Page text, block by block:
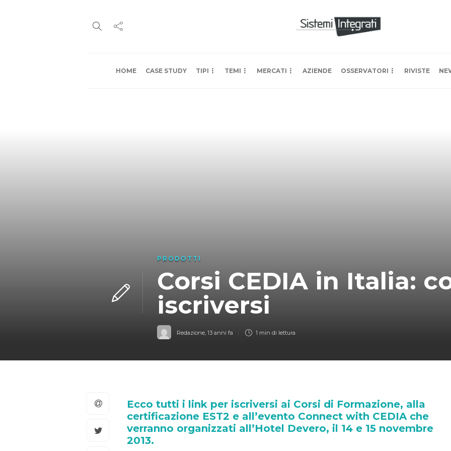
HOME CASE STUDY TIPI TEMI MERCATI AZIENDE OSSERVATORI RIVISTE
PRODOTTI
Corsi CEDIA in Italia:
iscriversi
Redazione, 13 anni fa 1 min di lettura
Ecco tutti i link per iscriversi ai Corsi di Formazione, alla
certificazione EST2 e all’evento Connect with CEDIA che
verranno organizzati all’Hotel Devero, il 14 e 15 novembre
2013.